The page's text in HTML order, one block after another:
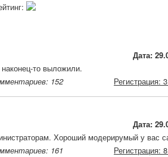
Дата:
то выложили.
152 Регистрация:
Дата:
Хороший модерирумый у вас
161 Регистрация: